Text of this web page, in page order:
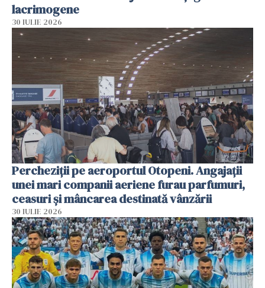
lacrimogene
30 IULIE 2026
Percheziții pe aeroportul Otopeni. Angajații
unei mari companii aeriene furau parfumuri,
ceasuri și mâncarea destinată vânzării
30 IULIE 2026